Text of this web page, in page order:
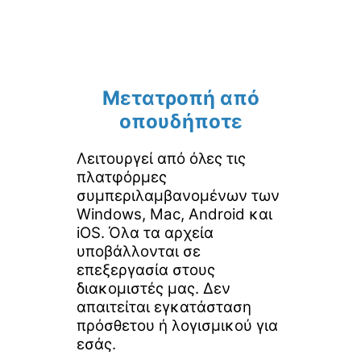
Μετατροπή από
οπουδήποτε
Λειτουργεί από όλες τις
πλατφόρμες
συμπεριλαμβανομένων των
Windows, Mac, Android και
iOS. Όλα τα αρχεία
υποβάλλονται σε
επεξεργασία στους
διακομιστές μας. Δεν
απαιτείται εγκατάσταση
πρόσθετου ή λογισμικού για
εσάς.